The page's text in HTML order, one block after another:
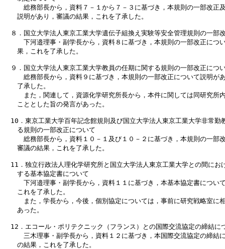
総務部長から，資料７－１から７－３に基づき，本規則の一部改正及
説明があり，審議の結果，これを了承した。
８．国立大学法人東京工業大学遺伝子組換え実験等安全管理規則の一部
下河邉理事・副学長から，資料８に基づき，本規則の一部改正につい
果，これを了承した。
９．国立大学法人東京工業大学教員の任期に関する規則の一部改正につ
総務部長から，資料９に基づき，本規則の一部改正について説明があ
了承した。
また，関連して，資源化学研究所長から，本件に関しては同研究所内
こととした旨の発言があった。
10．東京工業大学百年記念館規則及び国立大学法人東京工業大学非常勤
る規則の一部改正について
総務部長から，資料１０－１及び１０－２に基づき，本規則の一部改
審議の結果，これを了承した。
11．独立行政法人理化学研究所と国立大学法人東京工業大学との間にお
する基本協定書について
下河邉理事・副学長から，資料１１に基づき，本基本協定書について
これを了承した。
また，学長から，今後，個別協定については，事前に研究戦略室に相
あった。
12．エコール・ポリテクニック（フランス）との国際交流協定の締結に
三木理事・副学長から，資料１２に基づき，本国際交流協定の締結に
の結果，これを了承した。